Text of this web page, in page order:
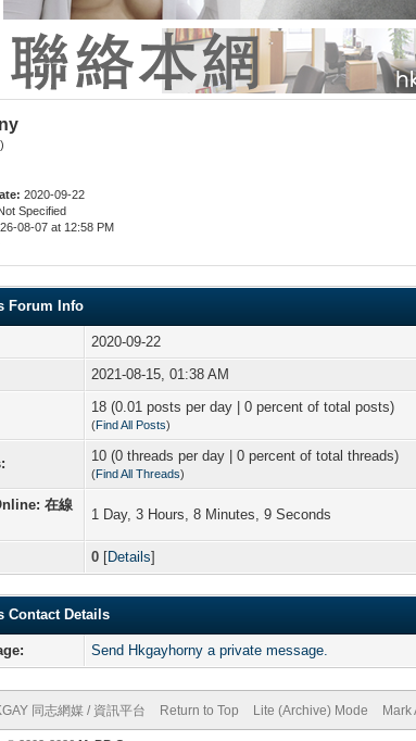
2020-09-22
Specified
08-07 at 12:58 PM
Forum Info
2020-09-22
2021-08-15, 01:38 AM
18 (0.01 posts per day | 0 percent of total posts)
(Find All Posts)
10 (0 threads per day | 0 percent of total threads)
(Find All Threads)
在線
1 Day, 3 Hours, 8 Minutes, 9 Seconds
0 [Details]
Contact Details
Send Hkgayhorny a private message.
同志網媒 / 資訊平台 Return to Top Lite (Archive) Mode Mark